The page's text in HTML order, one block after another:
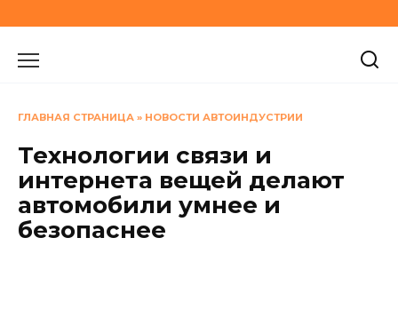
к
содержанию
ГЛАВНАЯ СТРАНИЦА » НОВОСТИ АВТОИНДУСТРИИ
Технологии связи и
интернета вещей делают
автомобили умнее и
безопаснее